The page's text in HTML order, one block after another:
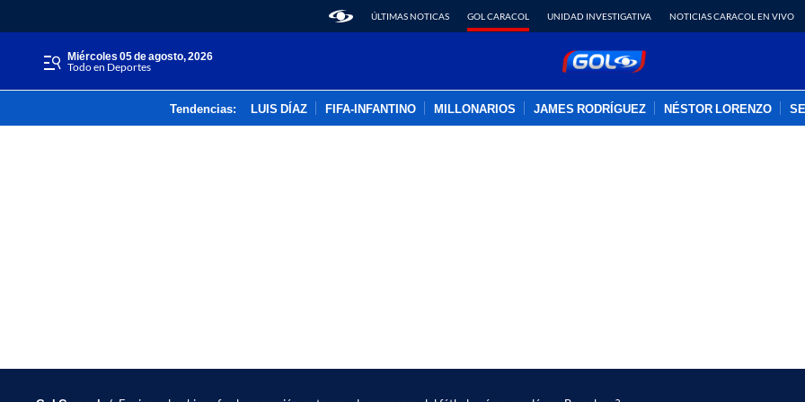
ÚLTIMAS NOTICAS GOL CARACOL UNIDAD INVESTIGATIVA NOTICIAS CARACOL EN VIVO
miércoles 05 de agosto, 2026
Todo en Deportes
Tendencias: LUIS DÍAZ FIFA-INFANTINO MILLONARIOS JAMES RODRÍGUEZ NÉSTOR LORENZO